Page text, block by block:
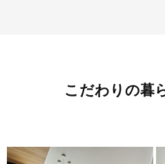
こだわりの暮